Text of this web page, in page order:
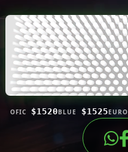
OFIC $1520BLUE $1525EURO